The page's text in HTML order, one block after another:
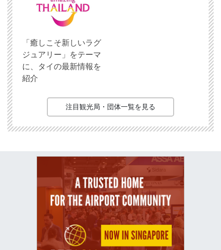
「癒しこそ新しいラグ
ジュアリー」をテーマ
に、タイの最新情報を
紹介
注目観光局・団体一覧を見る